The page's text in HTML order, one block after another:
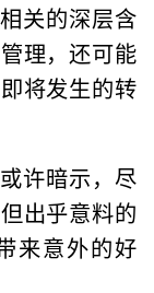
关的深层含
理，还可能
将发生的转
许暗示，尽
出乎意料的
来意外的好